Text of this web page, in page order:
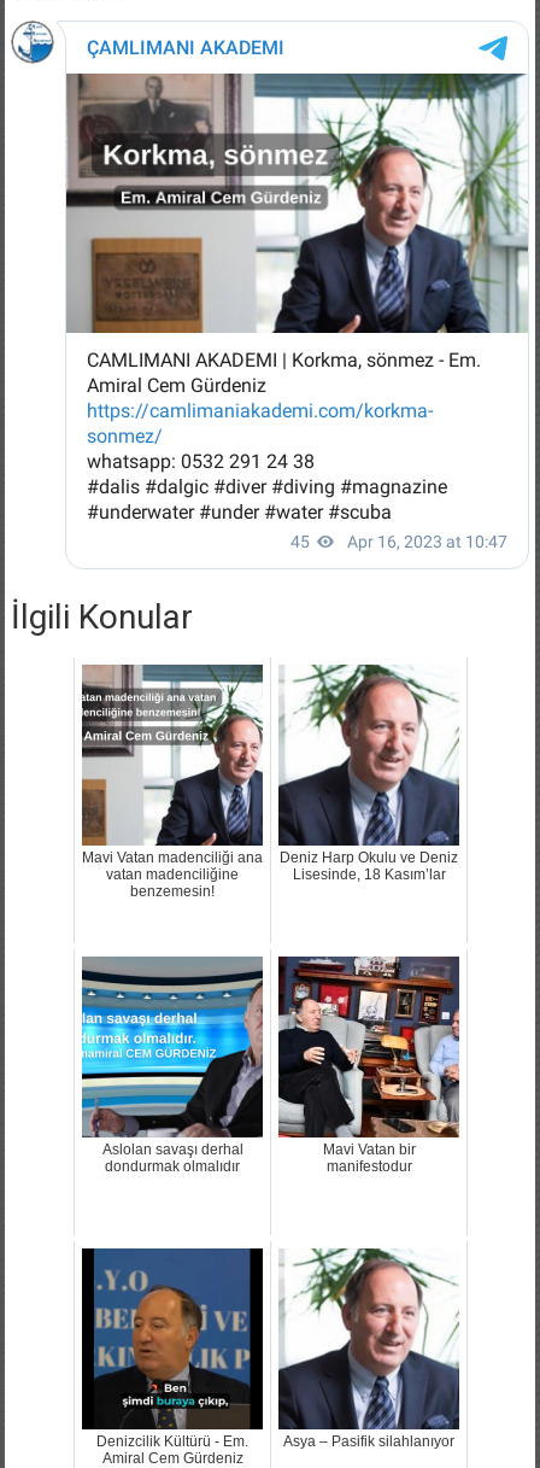
İlgili Konular
Mavi Vatan madenciliği ana
vatan madenciliğine
benzemesin!
Deniz Harp Okulu ve Deniz
Lisesinde, 18 Kasım’lar
Aslolan savaşı derhal
dondurmak olmalıdır
Mavi Vatan bir
manifestodur
Denizcilik Kültürü - Em.
Amiral Cem Gürdeniz
Asya – Pasifik silahlanıyor